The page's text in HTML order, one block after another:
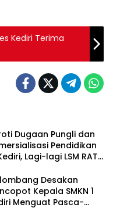
Kediri Terima
Dugaan Pungli dan
Pendidikan
Lagi-lagi LSM RATU
Aksi Damai
Surabaya
Desakan
Kepala SMKN 1
Menguat Pasca-